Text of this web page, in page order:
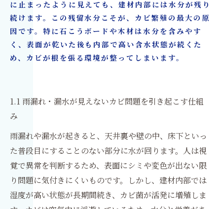
10. 名古屋市中村区でカビ問題を根本から解決す
るために
カビ除去とリフォームを一括対応｜カビバスタ
ーズ大阪・カビ取リフォーム名古屋/東京【株式
に止まったように見えても、建材内部には水分が残り
続けます。この残留水分こそが、カビ繁殖の最大の原
因です。特に石こうボードや木材は水分を含みやす
く、表面が乾いた後も内部で高い含水状態が続くた
め、カビが根を張る環境が整ってしまいます。
1.1 雨漏れ・漏水が見えないカビ問題を引き起こす仕組
み
雨漏れや漏水が起きると、天井裏や壁の中、床下といっ
た普段目にすることのない部分に水が回ります。人は視
覚で異常を判断するため、表面にシミや変色が出ない限
り問題に気付きにくいものです。しかし、建材内部では
湿度が高い状態が長期間続き、カビ菌が活発に増殖しま